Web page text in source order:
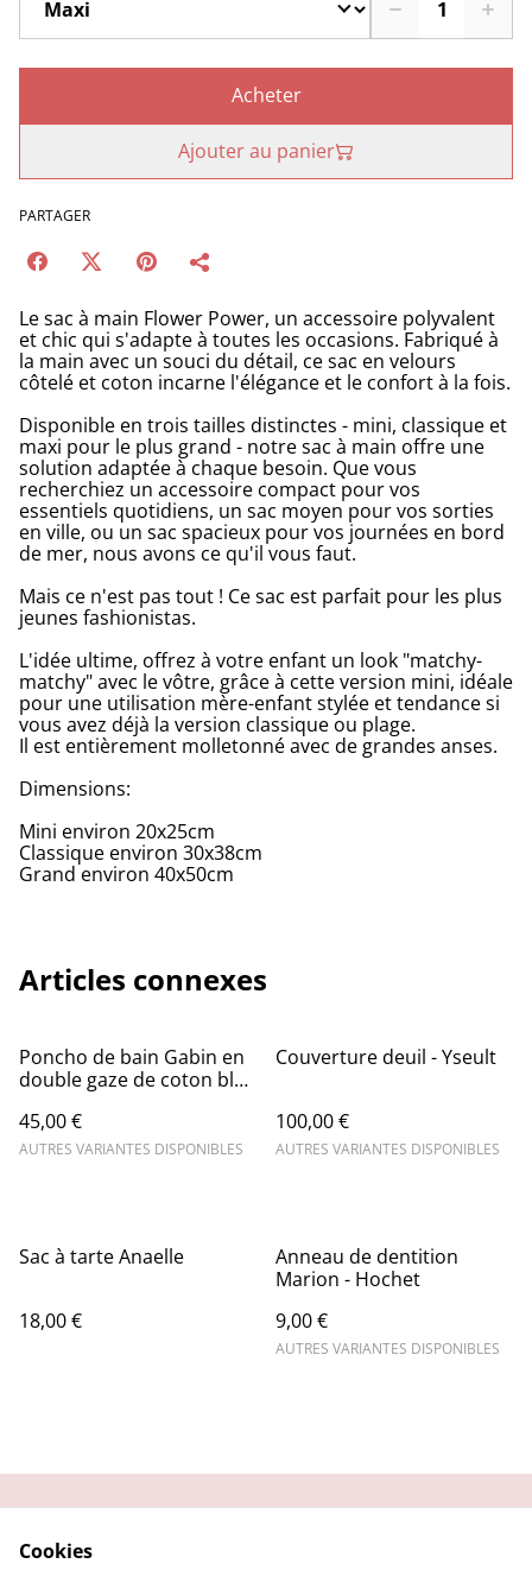
Acheter
Ajouter au panier
PARTAGER
Le sac à main Flower Power, un accessoire polyvalent
et chic qui s'adapte à toutes les occasions. Fabriqué à
la main avec un souci du détail, ce sac en velours
côtelé et coton incarne l'élégance et le confort à la fois.
Disponible en trois tailles distinctes - mini, classique et
maxi pour le plus grand - notre sac à main offre une
solution adaptée à chaque besoin. Que vous
recherchiez un accessoire compact pour vos
essentiels quotidiens, un sac moyen pour vos sorties
en ville, ou un sac spacieux pour vos journées en bord
de mer, nous avons ce qu'il vous faut.
Mais ce n'est pas tout ! Ce sac est parfait pour les plus
jeunes fashionistas.
L'idée ultime, offrez à votre enfant un look "matchy-
matchy" avec le vôtre, grâce à cette version mini, idéale
pour une utilisation mère-enfant stylée et tendance si
vous avez déjà la version classique ou plage.
Il est entièrement molletonné avec de grandes anses.
Dimensions:
Mini environ 20x25cm
Classique environ 30x38cm
Grand environ 40x50cm
Articles connexes
Poncho de bain Gabin en
double gaze de coton bleu
45,00 €
AUTRES VARIANTES DISPONIBLES
Couverture deuil - Yseult
100,00 €
AUTRES VARIANTES DISPONIBLES
Sac à tarte Anaelle
18,00 €
Anneau de dentition
Marion - Hochet
9,00 €
AUTRES VARIANTES DISPONIBLES
Cookies